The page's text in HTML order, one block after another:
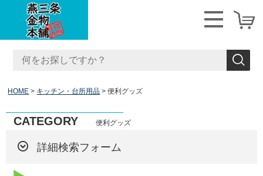
HOME キッチン・台所用品 便利グッズ
CATEGORY 便利グッズ
詳細検索フォーム